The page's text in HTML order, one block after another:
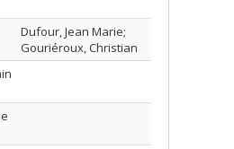
Dufour, Jean Marie;
Gouriéroux, Christian